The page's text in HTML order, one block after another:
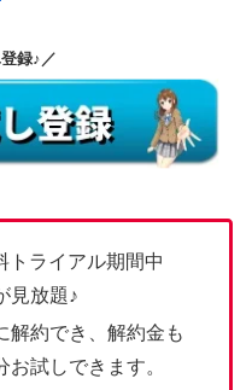
録♪／
トライアル期間中
見放題♪
解約でき、解約金も
試しできます。